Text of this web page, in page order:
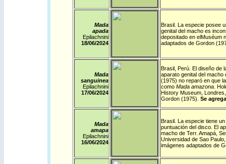
Mada
apada
Epilachnini
18/06/2024
Brasil. La especie posee
genital del macho es
depositado en elMuséum
adaptados de Gordon
Mada
sanguinea
Epilachnini
17/06/2024
Brasil, Perú. El diseño de
aparato genital del
(1975) no reparó en que
como Mada amazona.
History Museum,
Gordon (1975). Se
Mada
amapa
Epilachnini
16/06/2024
Brasil. La especie tiene
puntuación del disco. El
macho de Terr. Amapá,
Universidad de Sao
imágenes adaptados de